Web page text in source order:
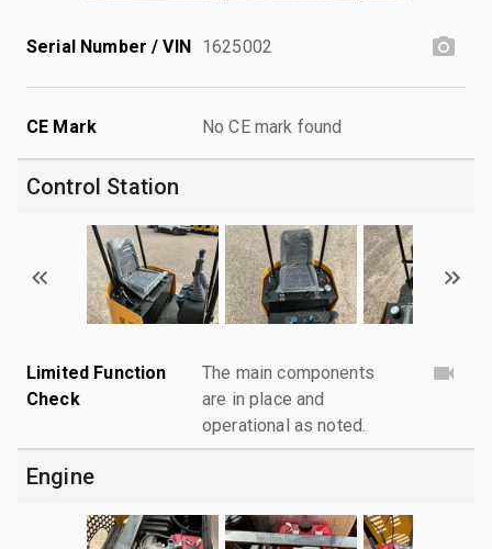
Serial Number / VIN 1625002
CE Mark No CE mark found
Control Station
Limited Function
Check
The main components
are in place and
operational as noted.
Engine